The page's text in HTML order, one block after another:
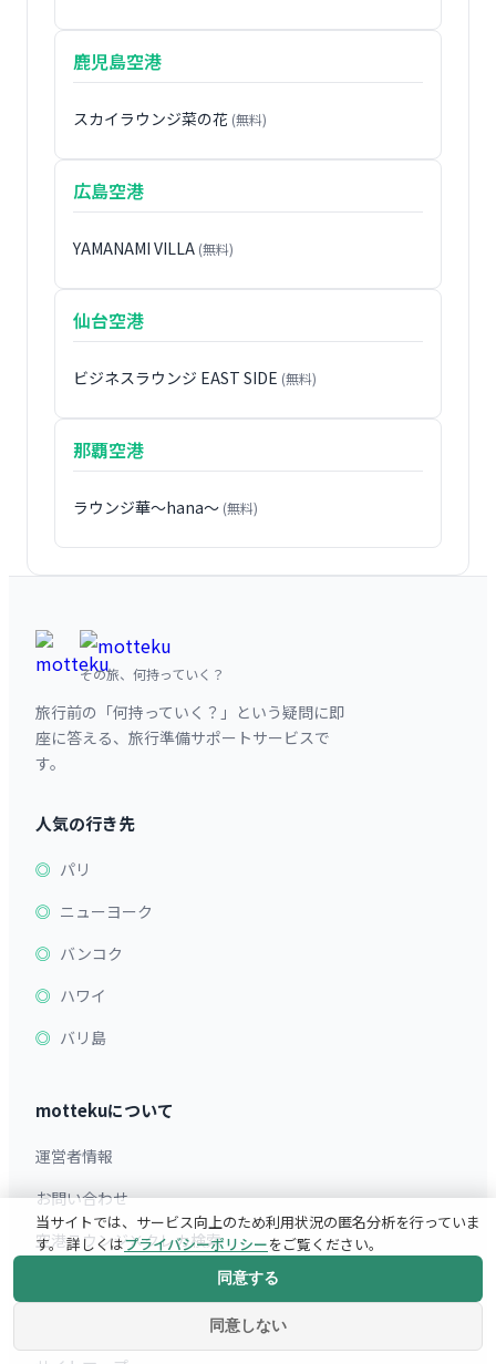
鹿児島空港
スカイラウンジ菜の花 (無料)
広島空港
YAMANAMI VILLA (無料)
仙台空港
ビジネスラウンジ EAST SIDE (無料)
那覇空港
ラウンジ華〜hana〜 (無料)
その旅、何持っていく？
旅行前の「何持っていく？」という疑問に即
座に答える、旅行準備サポートサービスで
す。
人気の行き先
パリ
ニューヨーク
バンコク
ハワイ
バリ島
mottekuについて
運営者情報
お問い合わせ
空港ラウンジ×クレカ検索
当サイトでは、サービス向上のため利用状況の匿名分析を行っていま
す。 詳しくはプライバシーポリシーをご覧ください。
同意しない
同意する